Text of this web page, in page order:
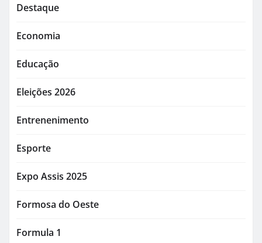
Destaque
Economia
Educação
Eleições 2026
Entrenenimento
Esporte
Expo Assis 2025
Formosa do Oeste
Formula 1